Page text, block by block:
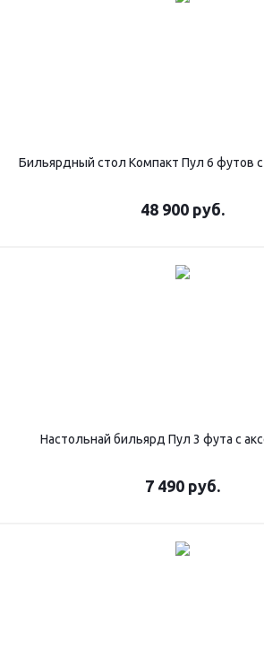
Бильярдный стол Компакт Пул 6 футов с
48 900 руб.
Настольнай бильярд Пул 3 фута с
7 490 руб.